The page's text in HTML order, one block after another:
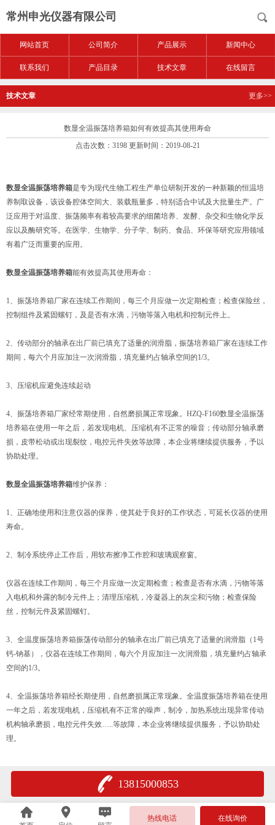
常州申光仪器有限公司
网站首页 公司简介 产品展示 新闻中心
联系我们 产品目录 技术文章 在线留言
技术文章 更多>>
数显全温振荡培养箱如何有效提高其使用寿命
点击次数：3198 更新时间：2019-08-21
数显全温振荡培养箱是专为现代生物工程生产单位研制开发的一种新颖的恒温培
养制取设备，该设备腔体空间大、装载瓶量多，特别适合中试及大批量生产。广
泛应用于对温度、振荡频率有着较高要求的细菌培养、发酵、杂交和生物化学反
应以及酶研究等。在医学、生物学、分子学、制药、食品、环保等研究应用领域
有着广泛而重要的应用。
数显全温振荡培养箱能有效提高其使用寿命：
1、振荡培养箱厂家在连续工作期间，每三个月应做一次定期检查；检查保险丝，
控制组件及紧固螺钉，及是否有水滴，污物等落入电机和控制元件上。
2、传动部分的轴承在出厂前已填充了适量的润滑脂，振荡培养箱厂家在连续工作
期间，每六个月应加注一次润滑脂，填充量约占轴承空间的1/3。
3、压缩机应避免连续起动
4、振荡培养箱厂家经常期使用，自然磨损属正常现象。HZQ-F160数显全温振荡
培养箱在使用一年之后，若发现电机、压缩机有不正常的噪音；传动部分轴承磨
损，皮带松动或出现裂纹，电控元件失效等故障，本企业将继续提供服务，予以
协助处理。
数显全温振荡培养箱维护保养：
1、正确地使用和注意仪器的保养，使其处于良好的工作状态，可延长仪器的使用
寿命。
2、制冷系统停止工作后，用软布擦净工作腔和玻璃观察窗。
仪器在连续工作期间，每三个月应做一次定期检查；检查是否有水滴，污物等落
入电机和外露的制冷元件上；清理压缩机，冷凝器上的灰尘和污物；检查保险
丝，控制元件及紧固螺钉。
3、全温度振荡培养箱振荡传动部分的轴承在出厂前已填充了适量的润滑脂（1号
钙-钠基），仪器在连续工作期间，每六个月应加注一次润滑脂，填充量约占轴承
空间的1/3。
4、全温振荡培养箱经长期使用，自然磨损属正常现象。全温度振荡培养箱在使用
一年之后，若发现电机，压缩机有不正常的噪声，制冷，加热系统出现异常传动
机构轴承磨损，电控元件失效…..等故障，本企业将继续提供服务，予以协助处
理。
13815000853
热线电话 在线询价